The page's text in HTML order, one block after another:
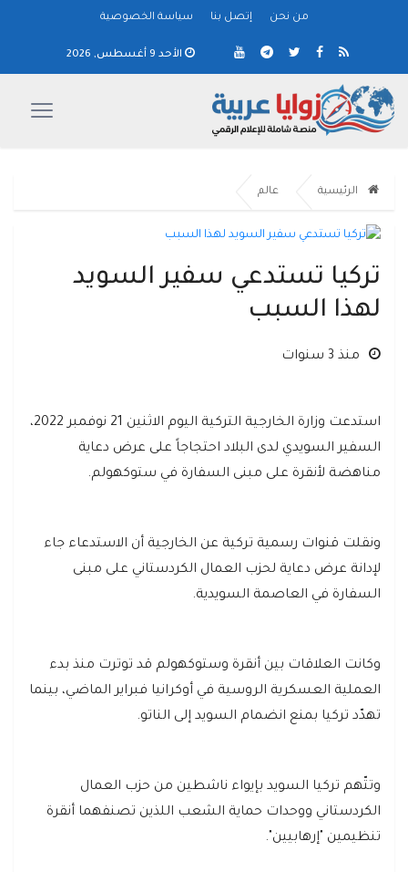
من نحن إتصل بنا سياسة الخصوصية
الأحد 9 أغسطس, 2026
الرئيسية عالم
تركيا تستدعي سفير السويد
لهذا السبب
منذ 3 سنوات
استدعت وزارة الخارجية التركية اليوم الاثنين 21 نوفمبر 2022،
السفير السويدي لدى البلاد احتجاجاً على عرض دعاية
مناهضة لأنقرة على مبنى السفارة في ستوكهولم.
ونقلت قنوات رسمية تركية عن الخارجية أن الاستدعاء جاء
لإدانة عرض دعاية لحزب العمال الكردستاني على مبنى
السفارة في العاصمة السويدية.
وكانت العلاقات بين أنقرة وستوكهولم قد توترت منذ بدء
العملية العسكرية الروسية في أوكرانيا فبراير الماضي، بينما
تهدّد تركيا بمنع انضمام السويد إلى الناتو.
وتتّهم تركيا السويد بإيواء ناشطين من حزب العمال
الكردستاني ووحدات حماية الشعب اللذين تصنفهما أنقرة
تنظيمين "إرهابيين".